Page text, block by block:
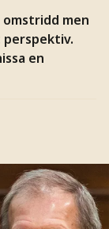
omstridd men
en